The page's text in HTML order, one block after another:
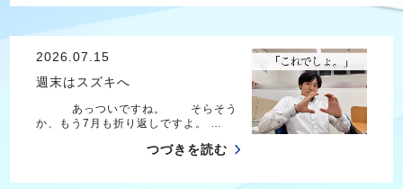
2026.07.15
週末はスズキへ
あっついですね。 そらそう
か、もう7月も折り返しですよ。 …
つづきを読む